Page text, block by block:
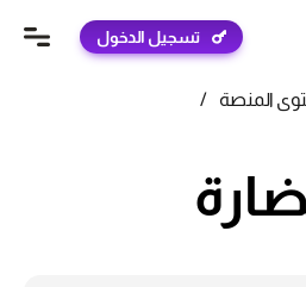
تسجيل الدخول
المنصة
/